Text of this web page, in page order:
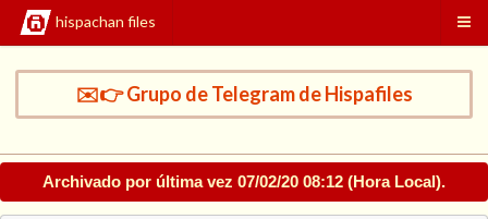
hispachan files
✉️👉 Grupo de Telegram de Hispafiles
Archivado por última vez 07/02/20 08:12 (Hora Local).